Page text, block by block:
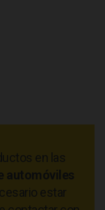
en las
automóviles
estar